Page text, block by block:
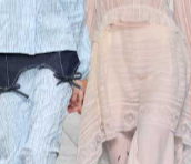
生活様式、価値観で